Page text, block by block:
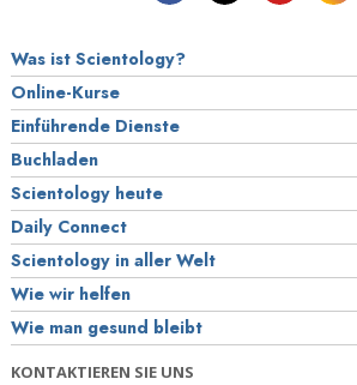
Was ist Scientology?
Online-Kurse
Einführende Dienste
Buchladen
Scientology heute
Daily Connect
Scientology in aller Welt
Wie wir helfen
Wie man gesund bleibt
KONTAKTIEREN SIE UNS